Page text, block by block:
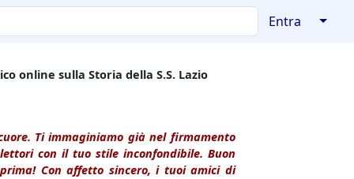
Entra ↓
online sulla Storia della S.S. Lazio
Ti immaginiamo già nel firmamento
con il tuo stile inconfondibile. Buon
Con affetto sincero, i tuoi amici di